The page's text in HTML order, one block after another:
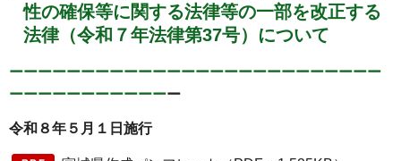
性の確保等に関する法律等の一部を改正する
法律（令和７年法律第37号）について
ーーーーーーーーーーーーーーーーーーーーーーーーーー
ーーーーーーーーーーーー
令和８年５月１日施行